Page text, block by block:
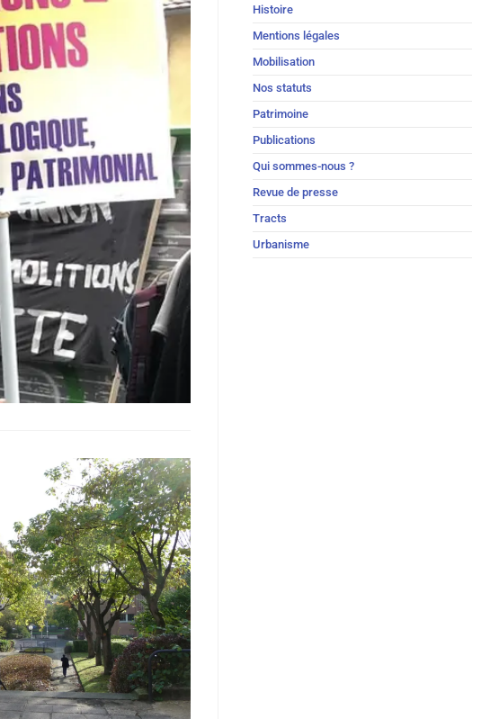
Histoire
Mentions légales
Mobilisation
Nos statuts
Patrimoine
Publications
Qui sommes-nous ?
Revue de presse
Tracts
Urbanisme